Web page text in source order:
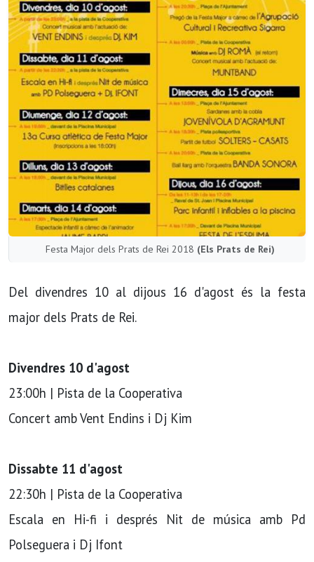
Festa Major dels Prats de Rei 2018 (Els Prats de Rei)
Del divendres 10 al dijous 16 d'agost és la festa
major dels Prats de Rei.
Divendres 10 d'agost
23:00h | Pista de la Cooperativa
Concert amb Vent Endins i Dj Kim
Dissabte 11 d'agost
22:30h | Pista de la Cooperativa
Escala en Hi-fi i després Nit de música amb Pd
Polseguera i Dj Ifont